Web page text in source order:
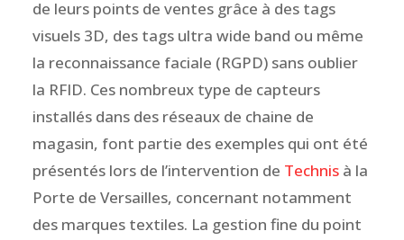
de leurs points de ventes grâce à des tags
visuels 3D, des tags ultra wide band ou même
la reconnaissance faciale (RGPD) sans oublier
la RFID. Ces nombreux type de capteurs
installés dans des réseaux de chaine de
magasin, font partie des exemples qui ont été
présentés lors de l’intervention de Technisà la
Porte de Versailles, concernant notamment
des marques textiles. La gestion fine du point